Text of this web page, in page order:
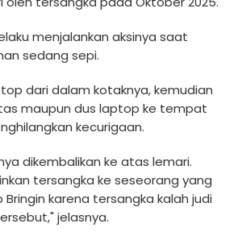
menjalankan aksinya saat
sedang sepi.
dari dalam kotaknya, kemudian
maupun dus laptop ke tempat
kecurigaan.
dikembalikan ke atas lemari.
tersangka ke seseorang yang
karena tersangka kalah judi
jelasnya.